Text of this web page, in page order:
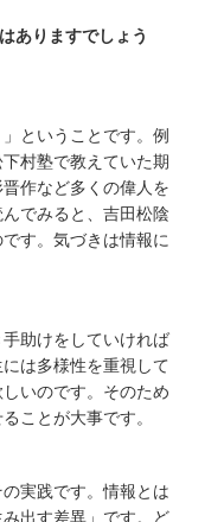
ありますでしょう
ということです。例
村塾で教えていた期
作など多くの偉人を
でみると、吉田松陰
す。気づきは情報に
助けをしていければ
は多様性を重視して
いのです。そのため
ことが大事です。
実践です。情報とは
出す差異」です。ど